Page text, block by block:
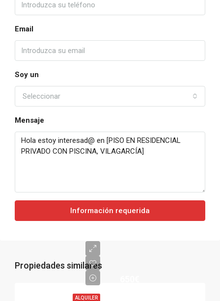
Email
Soy un
Seleccionar
Mensaje
Información requerida
Propiedades similares
ALQUILER